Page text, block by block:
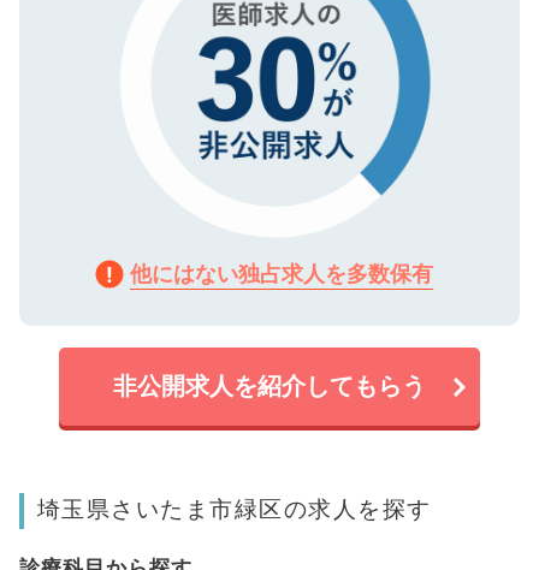
他にはない独占求人を多数保有
非公開求人を紹介してもらう
埼玉県さいたま市緑区の求人を探す